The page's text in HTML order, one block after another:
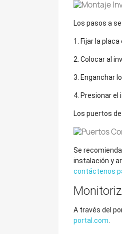
Los pasos a
1. Fijar la
2. Colocar al
3. Enganchar
4. Presionar
Los puertos
Se
instalación y
contáctenos
A través del
portal.com